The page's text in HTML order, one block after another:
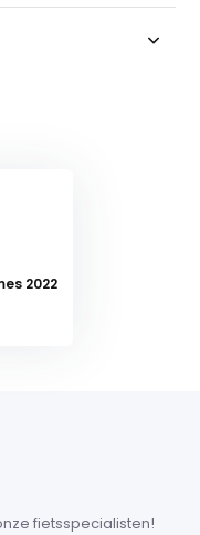
2022
fietsspecialisten!